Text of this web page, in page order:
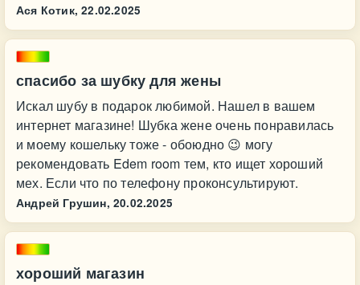
Ася Котик, 22.02.2025
спасибо за шубку для жены
Искал шубу в подарок любимой. Нашел в вашем
интернет магазине! Шубка жене очень понравилась
и моему кошельку тоже - обоюдно 😉 могу
рекомендовать Edem room тем, кто ищет хороший
мех. Если что по телефону проконсультируют.
Андрей Грушин, 20.02.2025
хороший магазин